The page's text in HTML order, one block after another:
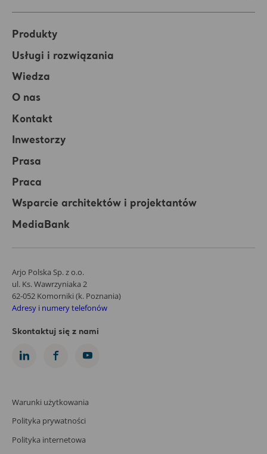
Produkty
Usługi i rozwiązania
Wiedza
O nas
Kontakt
Inwestorzy
Prasa
Praca
Wsparcie architektów i projektantów
MediaBank
Arjo Polska Sp. z o.o.
ul. Ks. Wawrzyniaka 2
62-052 Komorniki (k. Poznania)
Adresy i numery telefonów
Skontaktuj się z nami
Warunki użytkowania
Polityka prywatności
Polityka internetowa